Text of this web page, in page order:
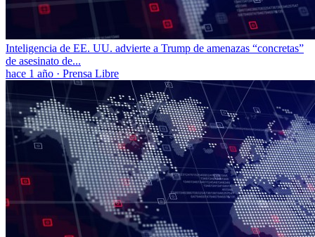
Inteligencia de EE. UU. advierte a Trump de amenazas “concretas”
de asesinato de...
hace 1 año · Prensa Libre